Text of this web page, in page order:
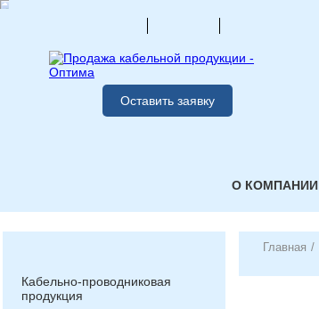
Оставить заявку
О КОМПАНИИ
Кабельно-проводниковая
продукция
Главная /